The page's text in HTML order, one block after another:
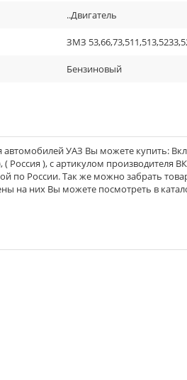
..Двигатель
ЗМЗ
Бензиновый
автомобилей УАЗ Вы можете купить:
Россия ), с артикулом производителя
по России. Так же можно забрать
на них Вы можете посмотреть в